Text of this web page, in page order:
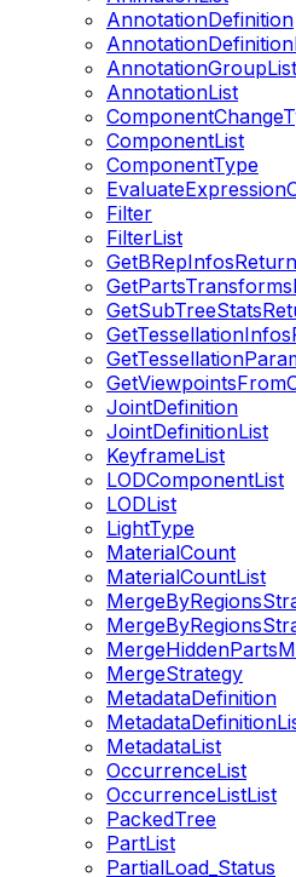
AnnotationDefinition
AnnotationGroupList
AnnotationList
ComponentList
ComponentType
Filter
FilterList
GetBRepInfosReturn
JointDefinition
JointDefinitionList
KeyframeList
LODComponentList
LODList
LightType
MaterialCount
MaterialCountList
MergeStrategy
MetadataDefinition
MetadataList
OccurrenceList
OccurrenceListList
PackedTree
PartList
PartialLoad_Status